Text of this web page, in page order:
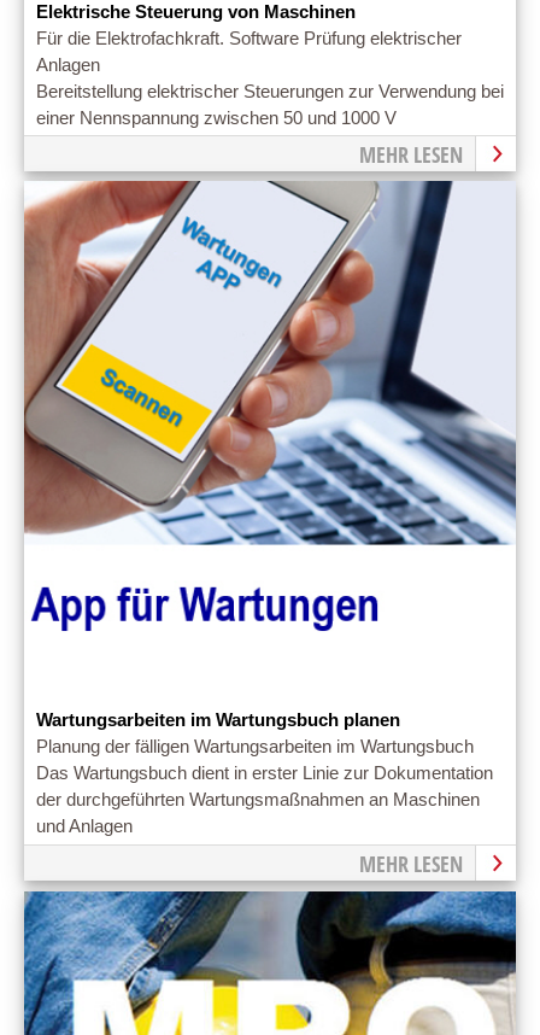
Elektrische Steuerung von Maschinen
Für die Elektrofachkraft. Software Prüfung elektrischer
Anlagen
Bereitstellung elektrischer Steuerungen zur Verwendung bei
einer Nennspannung zwischen 50 und 1000 V
MEHR LESEN
Wartungsarbeiten im Wartungsbuch planen
Planung der fälligen Wartungsarbeiten im Wartungsbuch
Das Wartungsbuch dient in erster Linie zur Dokumentation
der durchgeführten Wartungsmaßnahmen an Maschinen
und Anlagen
MEHR LESEN